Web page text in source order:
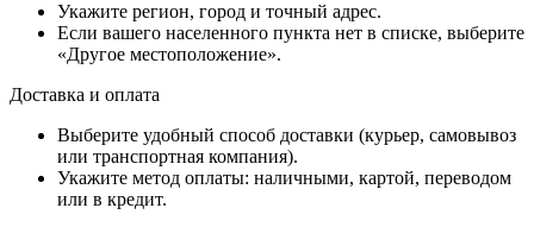
Укажите регион, город и точный адрес.
Если вашего населенного пункта нет в списке, выберите
«Другое местоположение».
Доставка и оплата
Выберите удобный способ доставки (курьер, самовывоз
или транспортная компания).
Укажите метод оплаты: наличными, картой, переводом
или в кредит.